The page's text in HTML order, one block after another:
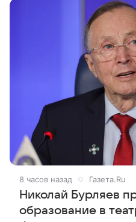
8 часов назад Газета.Ru
Николай Бурляев
образование в